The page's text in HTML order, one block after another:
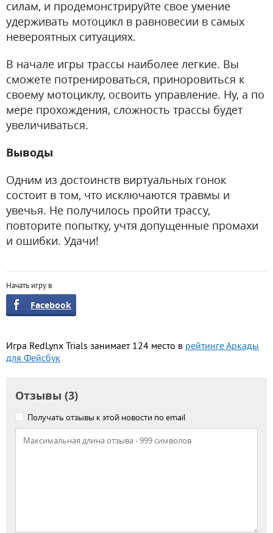
силам, и продемонстрируйте свое умение
удерживать мотоцикл в равновесии в самых
невероятных ситуациях.
В начале игры трассы наиболее легкие. Вы
сможете потренироваться, приноровиться к
своему мотоциклу, освоить управление. Ну, а по
мере прохождения, сложность трассы будет
увеличиваться.
Выводы
Одним из достоинств виртуальных гонок
состоит в том, что исключаются травмы и
увечья. Не получилось пройти трассу,
повторите попытку, учтя допущенные промахи
и ошибки. Удачи!
Начать игру в
Facebook
Игра RedLynx Trials занимает 124 место в рейтинге Аркады
для Фейсбук
Отзывы (3)
Получать отзывы к этой новости по email